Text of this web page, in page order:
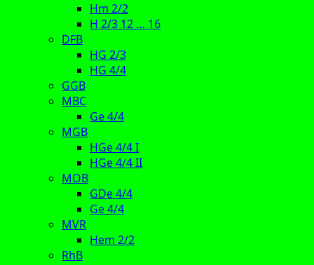
Hm 2/2
H 2/3 12 … 16
DFB
HG 2/3
HG 4/4
GGB
MBC
Ge 4/4
MGB
HGe 4/4 I
HGe 4/4 II
MOB
GDe 4/4
Ge 4/4
MVR
Hem 2/2
RhB